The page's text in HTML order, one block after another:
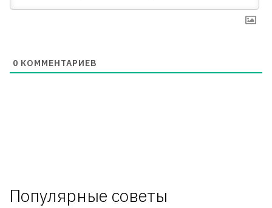
0 КОММЕНТАРИЕВ
Популярные советы